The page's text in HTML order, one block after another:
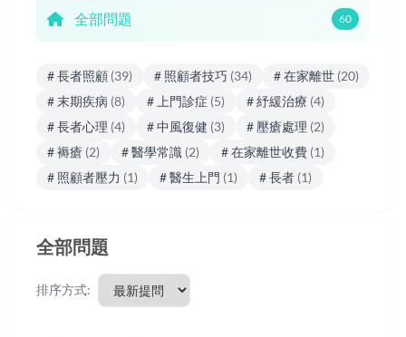
全部問題 60
# 長者照顧 (39) # 照顧者技巧 (34) # 在家離世 (20)
# 末期疾病 (8) # 上門診症 (5) # 紓緩治療 (4)
# 長者心理 (4) # 中風復健 (3) # 壓瘡處理 (2)
# 褥瘡 (2) # 醫學常識 (2) # 在家離世收費 (1)
# 照顧者壓力 (1) # 醫生上門 (1) # 長者 (1)
全部問題
排序方式: